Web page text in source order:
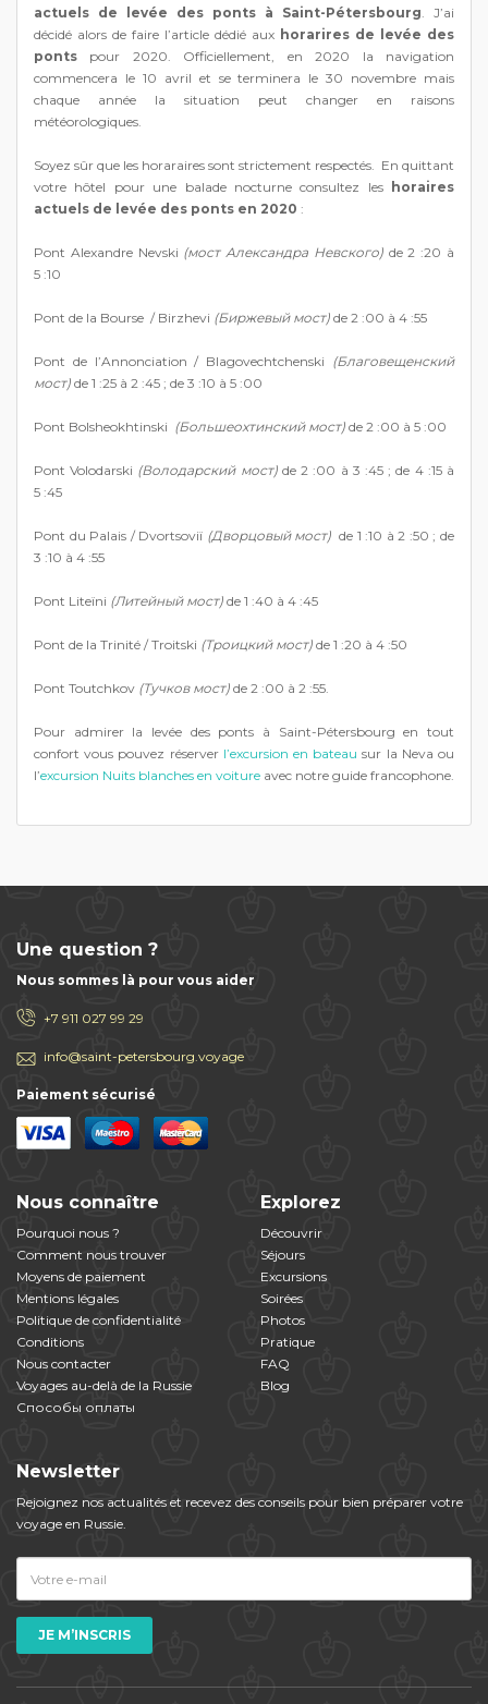
actuels de levée des ponts à Saint-Pétersbourg. J’ai
décidé alors de faire l’article dédié aux horarires de levée des
ponts pour 2020. Officiellement, en 2020 la navigation
commencera le 10 avril et se terminera le 30 novembre mais
chaque année la situation peut changer en raisons
météorologiques.
Soyez sûr que les horaraires sont strictement respectés. En quittant
votre hôtel pour une balade nocturne consultez les
horaires
actuels de levée des ponts en 2020 :
Pont Alexandre Nevski (мост Александра Невского)de 2 :20 à
5 :10
Pont de la Bourse / Birzhevi (Биржевый мост) de 2 :00 à 4 :55
Pont de l’Annonciation / Blagovechtchenski (Благовещенский
мост) de 1 :25 à 2 :45 ; de 3 :10 à 5 :00
Pont Bolsheokhtinski (Большеохтинский мост) de 2 :00 à 5 :00
Pont Volodarski (Володарский мост)de 2 :00 à 3 :45 ; de 4 :15 à
5 :45
Pont du Palais / Dvortsoviï (Дворцовый мост)de 1 :10 à 2 :50 ; de
3 :10 à 4 :55
Pont Liteïni (Литейный мост) de 1 :40 à 4 :45
Pont de la Trinité / Troitski (Троицкий мост) de 1 :20 à 4 :50
Pont Toutchkov (Тучков мост) de 2 :00 à 2 :55.
Pour admirer la levée des ponts à Saint-Pétersbourg en tout
confort vous pouvez réserver l’excursion en bateau sur la Neva ou
l’excursion Nuits blanches en voiture avec notre guide francophone.
Une question ?
Nous sommes là pour vous aider
+7 911 027 99 29
info@saint-petersbourg.voyage
Paiement sécurisé
Nous connaître
Pourquoi nous ?
Comment nous trouver
Moyens de paiement
Mentions légales
Politique de confidentialité
Conditions
Nous contacter
Voyages au-delà de la Russie
Способы оплаты
Explorez
Découvrir
Séjours
Excursions
Soirées
Photos
Pratique
FAQ
Blog
Newsletter
Rejoignez nos actualités et​ ​recevez des conseils pour bien préparer votre
voyage en Russie.